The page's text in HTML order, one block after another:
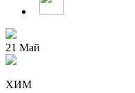
21 Май
ХИМ